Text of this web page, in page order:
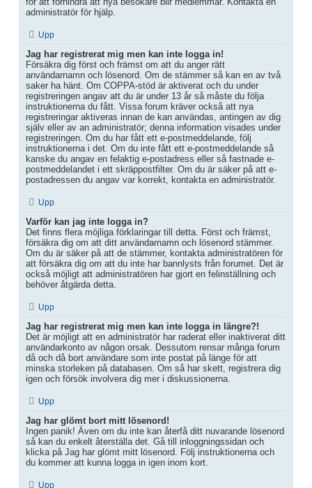
administratör för hjälp.
Upp
Jag har registrerat mig men kan inte logga in!
Försäkra dig först och främst om att du anger rätt
användarnamn och lösenord. Om de stämmer så kan en av två
saker ha hänt. Om COPPA-stöd är aktiverat och du under
registreringen angav att du är under 13 år så måste du följa
instruktionerna du fått. Vissa forum kräver också att nya
registreringar aktiveras innan de kan användas, antingen av dig
själv eller av an administratör; denna information visades under
registreringen. Om du har fått ett e-postmeddelande, följ
instruktionerna i det. Om du inte fått ett e-postmeddelande så
kanske du angav en felaktig e-postadress eller så fastnade e-
postmeddelandet i ett skräppostfilter. Om du är säker på att e-
postadressen du angav var korrekt, kontakta en administratör.
Upp
Varför kan jag inte logga in?
Det finns flera möjliga förklaringar till detta. Först och främst,
försäkra dig om att ditt användarnamn och lösenord stämmer.
Om du är säker på att de stämmer, kontakta administratören för
att försäkra dig om att du inte har bannlysts från forumet. Det är
också möjligt att administratören har gjort en felinställning och
behöver åtgärda detta.
Upp
Jag har registrerat mig men kan inte logga in längre?!
Det är möjligt att en administratör har raderat eller inaktiverat ditt
användarkonto av någon orsak. Dessutom rensar många forum
då och då bort användare som inte postat på länge för att
minska storleken på databasen. Om så har skett, registrera dig
igen och försök involvera dig mer i diskussionerna.
Upp
Jag har glömt bort mitt lösenord!
Ingen panik! Även om du inte kan återfå ditt nuvarande lösenord
så kan du enkelt återställa det. Gå till inloggningssidan och
klicka på Jag har glömt mitt lösenord. Följ instruktionerna och
du kommer att kunna logga in igen inom kort.
Upp